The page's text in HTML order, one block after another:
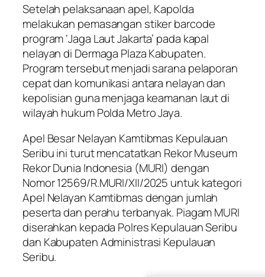
Setelah pelaksanaan apel, Kapolda
melakukan pemasangan stiker barcode
program ‘Jaga Laut Jakarta’ pada kapal
nelayan di Dermaga Plaza Kabupaten.
Program tersebut menjadi sarana pelaporan
cepat dan komunikasi antara nelayan dan
kepolisian guna menjaga keamanan laut di
wilayah hukum Polda Metro Jaya.
Apel Besar Nelayan Kamtibmas Kepulauan
Seribu ini turut mencatatkan Rekor Museum
Rekor Dunia Indonesia (MURI) dengan
Nomor 12569/R.MURI/XII/2025 untuk kategori
Apel Nelayan Kamtibmas dengan jumlah
peserta dan perahu terbanyak. Piagam MURI
diserahkan kepada Polres Kepulauan Seribu
dan Kabupaten Administrasi Kepulauan
Seribu.